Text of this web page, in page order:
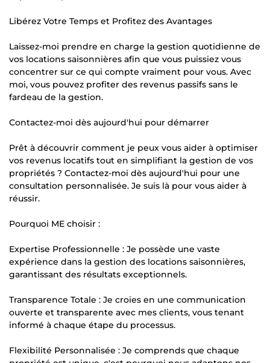
Libérez Votre Temps et Profitez des Avantages
Laissez-moi prendre en charge la gestion quotidienne de
vos locations saisonnières afin que vous puissiez vous
concentrer sur ce qui compte vraiment pour vous. Avec
moi, vous pouvez profiter des revenus passifs sans le
fardeau de la gestion.
Contactez-moi dès aujourd'hui pour démarrer
Prêt à découvrir comment je peux vous aider à optimiser
vos revenus locatifs tout en simplifiant la gestion de vos
propriétés ? Contactez-moi dès aujourd'hui pour une
consultation personnalisée. Je suis là pour vous aider à
réussir.
Pourquoi ME choisir :
Expertise Professionnelle : Je possède une vaste
expérience dans la gestion des locations saisonnières,
garantissant des résultats exceptionnels.
Transparence Totale : Je croies en une communication
ouverte et transparente avec mes clients, vous tenant
informé à chaque étape du processus.
Flexibilité Personnalisée : Je comprends que chaque